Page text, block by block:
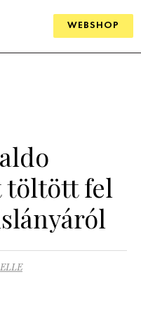
WEBSHOP
töltött fel
ELLE